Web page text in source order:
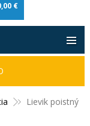
€
Lievik poistný